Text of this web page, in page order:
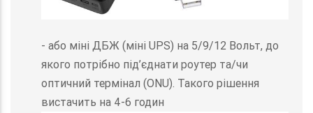
- або міні ДБЖ (міні UPS) на 5/9/12 Вольт, до
якого потрібно під’єднати роутер та/чи
оптичний термінал (ONU). Такого рішення
вистачить на 4-6 годин